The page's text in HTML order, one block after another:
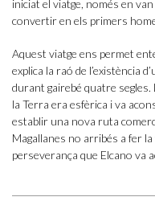
iniciat el viatge, només en
convertir en els primers
Aquest viatge ens permet
explica la raó de l’existència
durant gairebé quatre segles.
la Terra era esfèrica i va
establir una nova ruta
Magallanes no arribés a fer
perseverança que Elcano va